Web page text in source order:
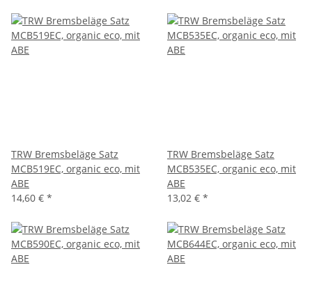
TRW Bremsbeläge Satz
MCB519EC, organic eco, mit
ABE
14,60 € *
TRW Bremsbeläge Satz
MCB535EC, organic eco, mit
ABE
13,02 € *